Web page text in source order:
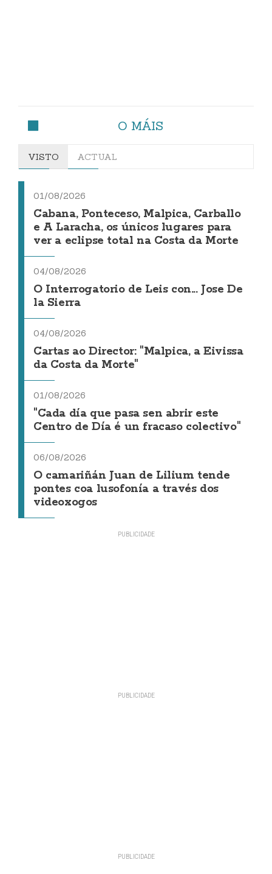
O MÁIS
VISTO ACTUAL
01/08/2026
Cabana, Ponteceso, Malpica, Carballo
e A Laracha, os únicos lugares para
ver a eclipse total na Costa da Morte
04/08/2026
O Interrogatorio de Leis con... Jose De
la Sierra
04/08/2026
Cartas ao Director: "Malpica, a Eivissa
da Costa da Morte"
01/08/2026
"Cada día que pasa sen abrir este
Centro de Día é un fracaso colectivo"
06/08/2026
O camariñán Juan de Lilium tende
pontes coa lusofonía a través dos
videoxogos